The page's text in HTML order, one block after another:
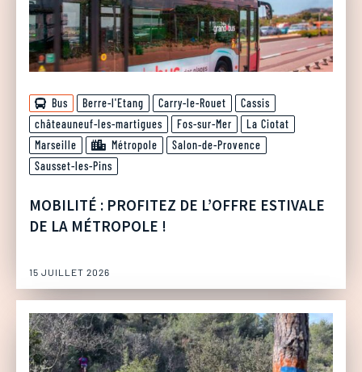
Bus Berre-l'Etang Carry-le-Rouet
Cassis
châteauneuf-les-martigues
Fos-sur-Mer
La Ciotat
Marseille
Métropole
Salon-de-Provence
Sausset-les-Pins
MOBILITÉ : PROFITEZ DE L’OFFRE ESTIVALE
DE LA MÉTROPOLE !
15 JUILLET 2026